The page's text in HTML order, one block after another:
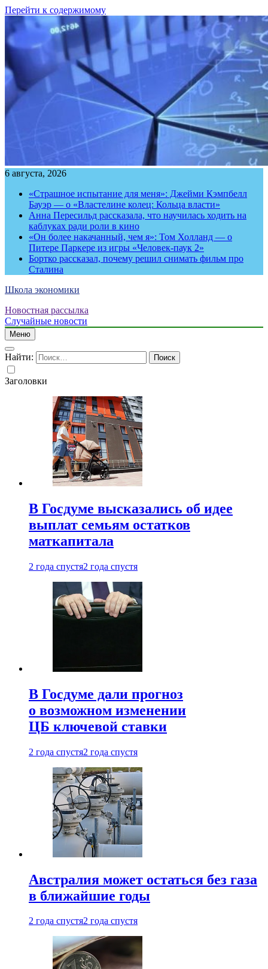
Перейти к содержимому
6 августа, 2026
«Страшное испытание для меня»: Джейми Кэмпбелл
Бауэр — о «Властелине колец: Кольца власти»
Анна Пересильд рассказала, что научилась ходить на
каблуках ради роли в кино
«Он более накачанный, чем я»: Том Холланд — о
Питере Паркере из игры «Человек-паук 2»
Бортко рассказал, почему решил снимать фильм про
Сталина
Школа экономики
Новостная рассылка
Случайные новости
Меню
Найти:
Заголовки
В Госдуме высказались об идее
выплат семьям остатков
маткапитала
2 года спустя2 года спустя
В Госдуме дали прогноз
о возможном изменении
ЦБ ключевой ставки
2 года спустя2 года спустя
Австралия может остаться без газа
в ближайшие годы
2 года спустя2 года спустя